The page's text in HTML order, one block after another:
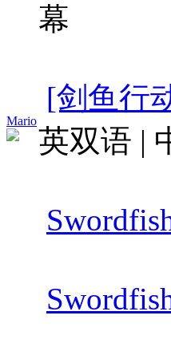
Mario
幕
[剑鱼行
英双语 |